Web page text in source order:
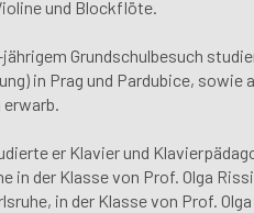
und Blockflöte.
Grundschulbesuch
in Prag und Pardubice,
erwarb.
er Klavier und
in der Klasse von Prof. Olga
in der Klasse von Prof.